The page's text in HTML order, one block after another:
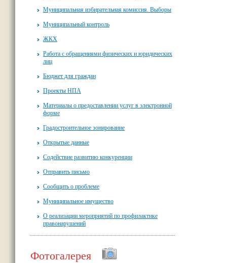
Муниципальная избирательная комиссия. Выборы
Муниципальный контроль
ЖКХ
Работа с обращениями физических и юридических
лиц
Бюджет для граждан
Проекты НПА
Материалы о предоставлении услуг в электронной
форме
Градостроительное зонирование
Открытые данные
Содействие развитию конкуренции
Отправить письмо
Сообщить о проблеме
Муниципальное имущество
О реализации мероприятий по профилактике
правонарушений
Фотогалерея